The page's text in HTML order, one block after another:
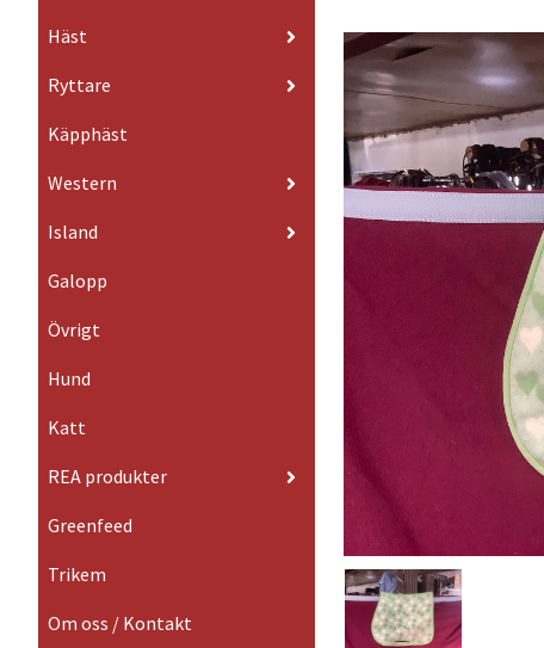
Häst
Ryttare
Käpphäst
Western
Island
Galopp
Övrigt
Hund
Katt
REA produkter
Greenfeed
Trikem
Om oss / Kontakt